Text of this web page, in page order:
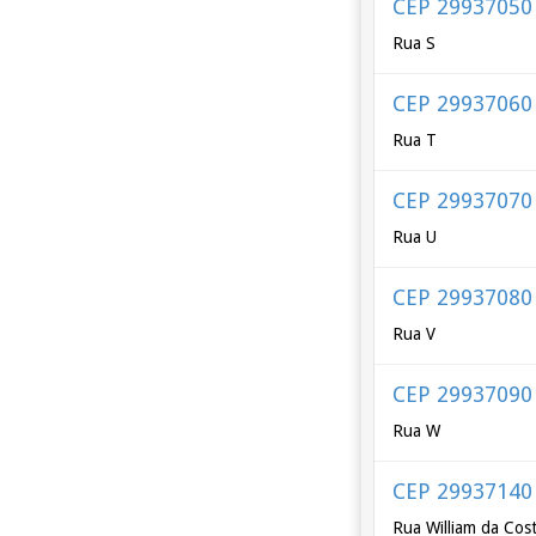
CEP 29937050
Rua S
CEP 29937060
Rua T
CEP 29937070
Rua U
CEP 29937080
Rua V
CEP 29937090
Rua W
CEP 29937140
Rua William da